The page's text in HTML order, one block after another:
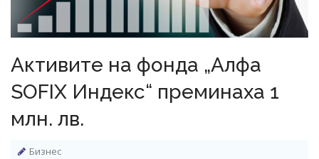
Активите на фонда „Алфа
SOFIX Индекс“ преминаха 1
млн. лв.
Бизнес